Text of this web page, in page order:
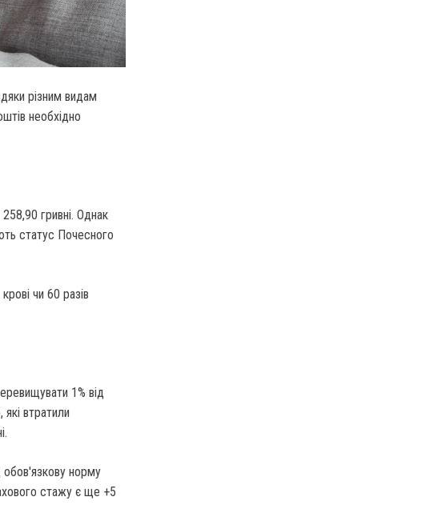
різним видам
необхідно
гривні. Однак
статус Почесного
чи 60 разів
1% від
втратили
обов'язкову норму
стажу є ще +5